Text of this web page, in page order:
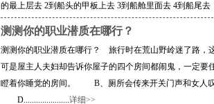
的最上层去 2到船头的甲板上去 3到船舱里面去 4到船尾去
测测你的职业潜质在哪行？
测测你的职业潜质在哪行？ 旅行时在荒山野岭迷了路，
可是屋主人夫妇却告诉你屋子的四个房间都闹鬼，一定
瞪着你睡觉的房间。 B、厕所会传来开关门声和女人
D......................详细>>